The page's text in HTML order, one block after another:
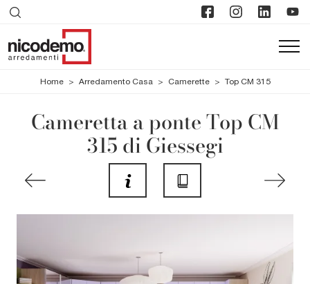
Home > Arredamento Casa > Camerette > Top CM 315
Cameretta a ponte Top CM
315 di Giessegi